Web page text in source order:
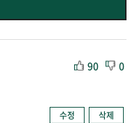
90
0
수정 삭제